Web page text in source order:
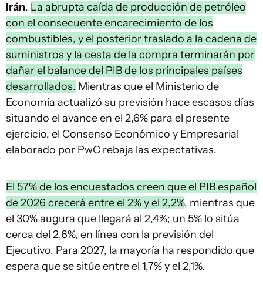
Irán. La abrupta caída de producción de petróleo
con el consecuente encarecimiento de los
combustibles, y el posterior traslado a la cadena de
suministros y la cesta de la compra terminarán por
dañar el balance del PIB de los principales países
desarrollados. Mientras que el Ministerio de
Economía actualizó su previsión hace escasos días
situando el avance en el 2,6% para el presente
ejercicio, el Consenso Económico y Empresarial
elaborado por PwC rebaja las expectativas.
El 57% de los encuestados creen que el PIB español
de 2026 crecerá entre el 2% y el 2,2%, mientras que
el 30% augura que llegará al 2,4%; un 5% lo sitúa
cerca del 2,6%, en línea con la previsión del
Ejecutivo. Para 2027, la mayoría ha respondido que
espera que se sitúe entre el 1,7% y el 2,1%.